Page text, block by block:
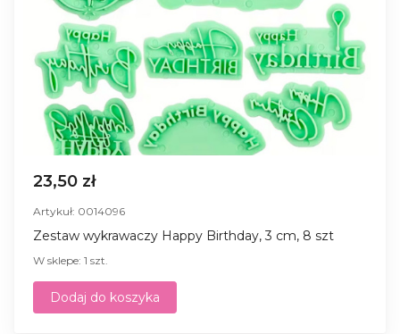
23,50 zł
Artykuł: 0014096
Zestaw wykrawaczy Happy Birthday, 3 cm, 8 szt
W sklepe: 1 szt.
Dodaj do koszyka